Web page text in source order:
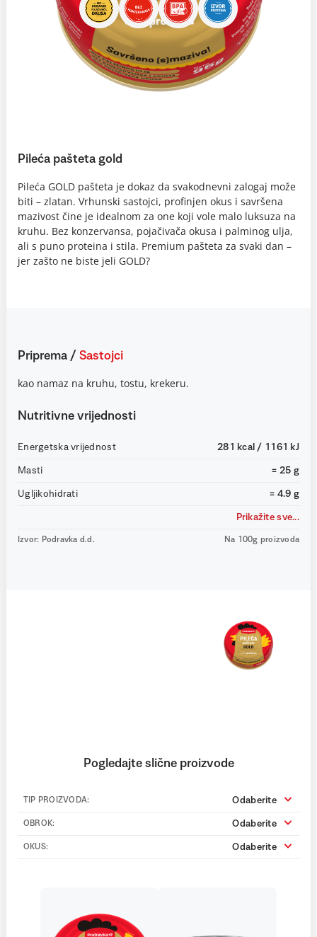
Pileća pašteta gold
Pileća GOLD pašteta je dokaz da svakodnevni zalogaj može
biti – zlatan. Vrhunski sastojci, profinjen okus i savršena
mazivost čine je idealnom za one koji vole malo luksuza na
kruhu. Bez konzervansa, pojačivača okusa i palminog ulja,
ali s puno proteina i stila. Premium pašteta za svaki dan –
jer zašto ne biste jeli GOLD?
Priprema / Sastojci
kao namaz na kruhu, tostu, krekeru.
Nutritivne vrijednosti
Energetska vrijednost 281 kcal / 1161 kJ
Masti = 25 g
Ugljikohidrati = 4.9 g
Prikažite sve...
Izvor: Podravka d.d. Na 100g proizvoda
Pogledajte slične proizvode
TIP PROIZVODA: Odaberite
OBROK: Odaberite
OKUS: Odaberite